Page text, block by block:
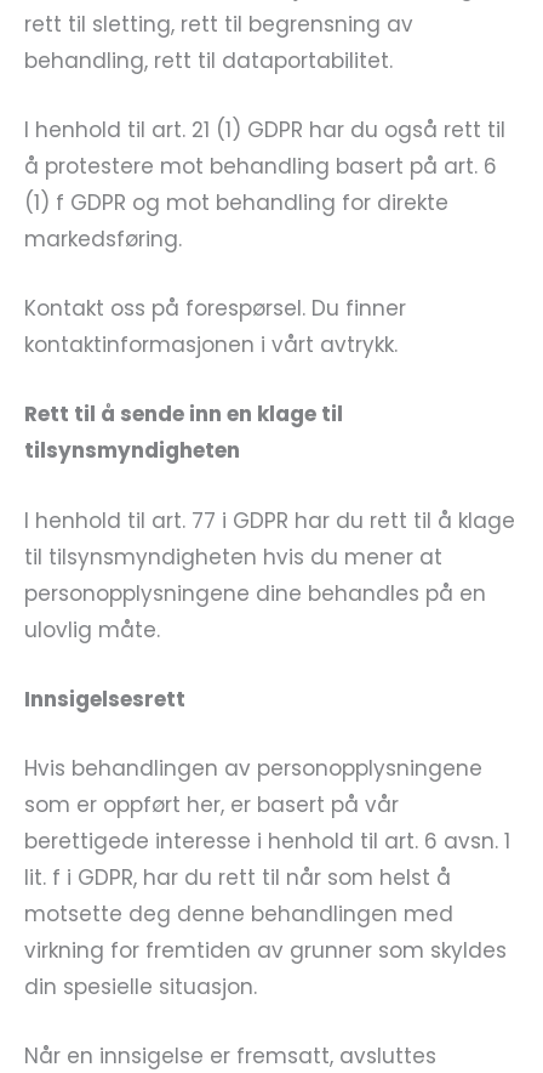
rett til sletting, rett til begrensning av
behandling, rett til dataportabilitet.
I henhold til art. 21 (1) GDPR har du også rett til
å protestere mot behandling basert på art. 6
(1) f GDPR og mot behandling for direkte
markedsføring.
Kontakt oss på forespørsel. Du finner
kontaktinformasjonen i vårt avtrykk.
Rett til å sende inn en klage til
tilsynsmyndigheten
I henhold til art. 77 i GDPR har du rett til å klage
til tilsynsmyndigheten hvis du mener at
personopplysningene dine behandles på en
ulovlig måte.
Innsigelsesrett
Hvis behandlingen av personopplysningene
som er oppført her, er basert på vår
berettigede interesse i henhold til art. 6 avsn. 1
lit. f i GDPR, har du rett til når som helst å
motsette deg denne behandlingen med
virkning for fremtiden av grunner som skyldes
din spesielle situasjon.
Når en innsigelse er fremsatt, avsluttes